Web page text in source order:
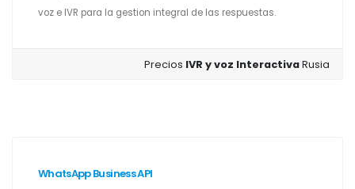
voz e IVR para la gestion integral de las respuestas.
Precios IVR y voz InteractivaRusia
WhatsApp Business API